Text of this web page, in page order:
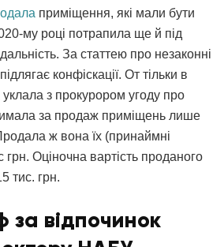
приміщення, які мали бути
му році потрапила ще й під
За статтею про незаконні
конфіскації. От тільки в
з прокурором угоду про
за продаж приміщень лише
ж вона їх (принаймні
грн. Оціночна вартість проданого
тис. грн.
відпочинок